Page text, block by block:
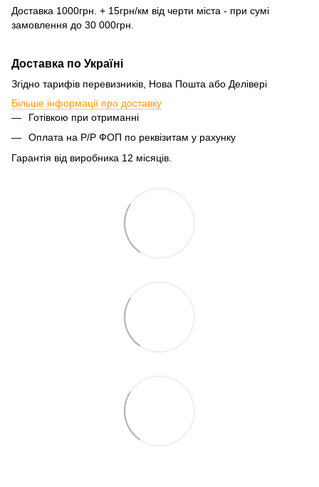
Доставка 1000грн. + 15грн/км від черти міста - при сумі
замовлення до 30 000грн.
Доставка по Україні
Згідно тарифів перевизників, Нова Пошта або Делівері
Більше інформації про доставку
Готівкою при отриманні
Оплата на Р/Р ФОП по реквізитам у рахунку
Гарантія від виробника 12 місяців.